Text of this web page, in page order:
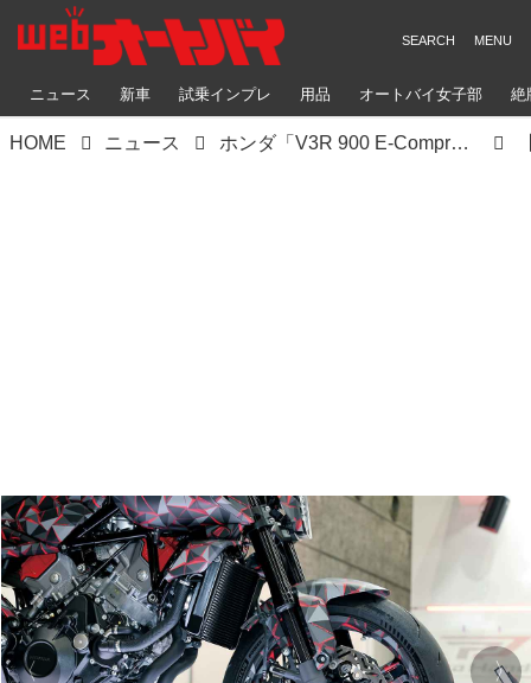
ニュース 新車 試乗インプレ 用品 オートバイ女子部 絶
HOME ニュース ホンダ「V3R 900 E-Compressor Prototype」｜世界初「電子制御過給機付きV3」900ccで1200cc級のトルクを実現！